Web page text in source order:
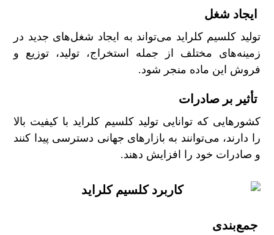
ایجاد شغل
تولید کلسیم کلراید می‌تواند به ایجاد شغل‌های جدید در
زمینه‌های مختلف از جمله استخراج، تولید، توزیع و
فروش این ماده منجر شود.
تأثیر بر صادرات
کشورهایی که توانایی تولید کلسیم کلراید با کیفیت بالا
را دارند، می‌توانند به بازارهای جهانی دسترسی پیدا کنند
و صادرات خود را افزایش دهند.
جمع‌بندی